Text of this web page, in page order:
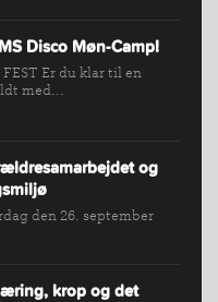
Disco Møn-Camp!
FEST Er du klar til en
med...
og
den 26. september
krop og det